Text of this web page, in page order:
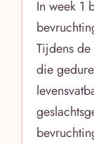
In week 1
Tijdens
die